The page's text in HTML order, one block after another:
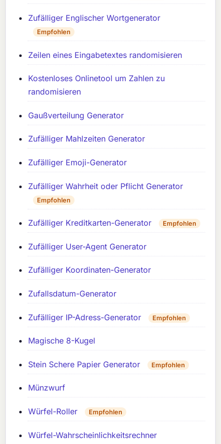
Zufälliger Englischer Wortgenerator
Empfohlen
Zeilen eines Eingabetextes randomisieren
Kostenloses Onlinetool um Zahlen zu
randomisieren
Gaußverteilung Generator
Zufälliger Mahlzeiten Generator
Zufälliger Emoji-Generator
Zufälliger Wahrheit oder Pflicht Generator
Empfohlen
Zufälliger Kreditkarten-Generator Empfohlen
Zufälliger User-Agent Generator
Zufälliger Koordinaten-Generator
Zufallsdatum-Generator
Zufälliger IP-Adress-Generator Empfohlen
Magische 8-Kugel
Stein Schere Papier Generator Empfohlen
Münzwurf
Würfel-Roller Empfohlen
Würfel-Wahrscheinlichkeitsrechner